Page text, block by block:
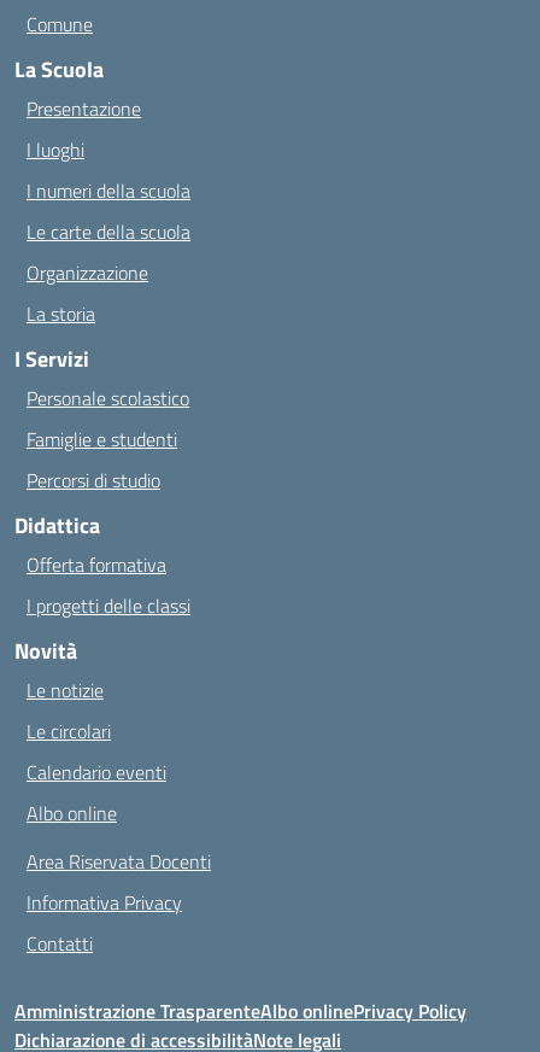
Comune
La Scuola
Presentazione
I luoghi
I numeri della scuola
Le carte della scuola
Organizzazione
La storia
I Servizi
Personale scolastico
Famiglie e studenti
Percorsi di studio
Didattica
Offerta formativa
I progetti delle classi
Novità
Le notizie
Le circolari
Calendario eventi
Albo online
Area Riservata Docenti
Informativa Privacy
Contatti
Amministrazione TrasparenteAlbo onlinePrivacy Policy
Dichiarazione di accessibilitàNote legali